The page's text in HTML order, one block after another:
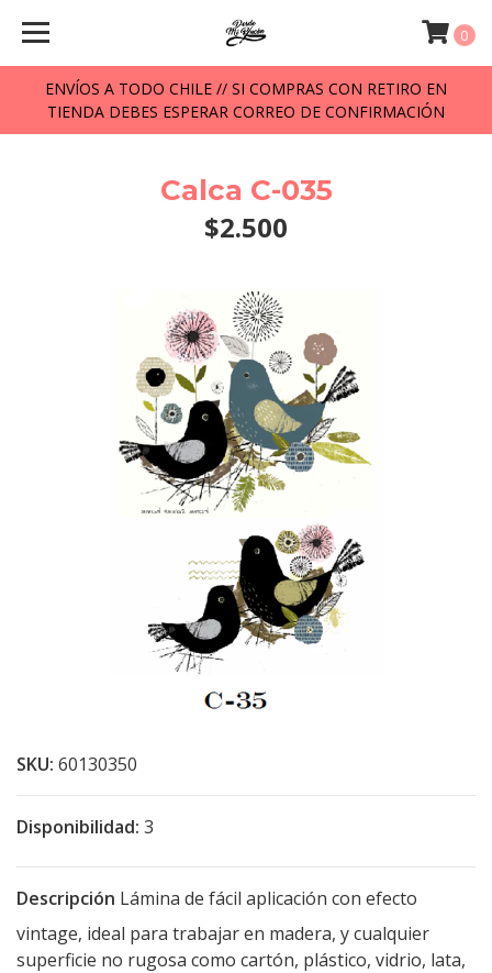
ENVÍOS A TODO CHILE // SI COMPRAS CON RETIRO EN
TIENDA DEBES ESPERAR CORREO DE CONFIRMACIÓN
0
Calca C-035
$2.500
SKU: 60130350
Disponibilidad: 3
Descripción Lámina de fácil aplicación con efecto
vintage, ideal para trabajar en madera, y cualquier
superficie no rugosa como cartón, plástico, vidrio, lata,